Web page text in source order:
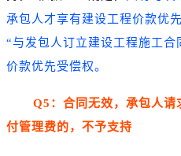
承包人才享有建设工程价款优
“与发包人订立建设工程施工
价款优先受偿权。
Q5：合同无效，承包人请
付管理费的，不予支持